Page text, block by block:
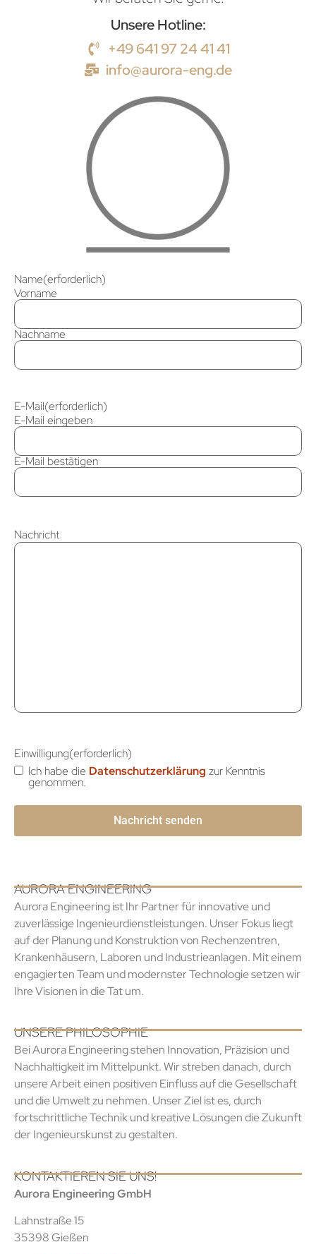
Unsere Hotline:
+49 641 97 24 41 41
info@aurora-eng.de
Name(erforderlich)
Vorname
Nachname
E-Mail(erforderlich)
E-Mail eingeben
E-Mail bestätigen
Nachricht
Einwilligung(erforderlich)
Ich habe die Datenschutzerklärung zur Kenntnis
genommen.
AURORA ENGINEERING
Aurora Engineering ist Ihr Partner für innovative und
zuverlässige Ingenieurdienstleistungen. Unser Fokus liegt
auf der Planung und Konstruktion von Rechenzentren,
Krankenhäusern, Laboren und Industrieanlagen. Mit einem
engagierten Team und modernster Technologie setzen wir
Ihre Visionen in die Tat um.
UNSERE PHILOSOPHIE
Bei Aurora Engineering stehen Innovation, Präzision und
Nachhaltigkeit im Mittelpunkt. Wir streben danach, durch
unsere Arbeit einen positiven Einfluss auf die Gesellschaft
und die Umwelt zu nehmen. Unser Ziel ist es, durch
fortschrittliche Technik und kreative Lösungen die Zukunft
der Ingenieurskunst zu gestalten.
KONTAKTIEREN SIE UNS!
Aurora Engineering GmbH
Lahnstraße 15
35398 Gießen